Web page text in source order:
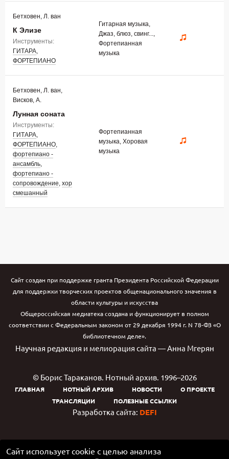
Сайт использует cookie с целью анализа
Бетховен, Л. ван
К Элизе
Инструменты:
ГИТАРА,
ФОРТЕПИАНО
Гитарная музыка,
Джаз, блюз, свинг...,
Фортепианная
музыка
Бетховен, Л. ван,
Висков, А.
Лунная соната
Инструменты:
ГИТАРА,
ФОРТЕПИАНО,
фортепиано -
ансамбль,
фортепиано -
сопровождение, хор
смешанный
Фортепианная
музыка, Хоровая
музыка
Сайт создан при поддержке гранта Президента Российской Федерации
для поддержки творческих проектов общенационального значения в
области культуры и искусства
Общероссийская медиатека создана и функционирует в полном
соответствии с Федеральным законом от 29 декабря 1994 г. N 78-ФЗ «О
библиотечном деле».
Научная редакция и мелиорация сайта — Анна Мгерян
© Борис Тараканов. Нотный архив. 1996–2026
ГЛАВНАЯ НОТНЫЙ АРХИВ НОВОСТИ
О ПРОЕКТЕ
ТРАНСЛЯЦИИ
ПОЛЕЗНЫЕ ССЫЛКИ
Разработка сайта: DEFI